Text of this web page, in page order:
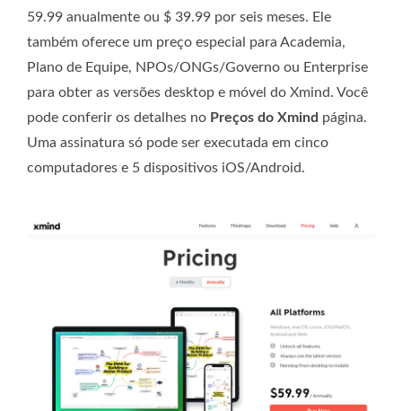
59.99 anualmente ou $ 39.99 por seis meses. Ele
também oferece um preço especial para Academia,
Plano de Equipe, NPOs/ONGs/Governo ou Enterprise
para obter as versões desktop e móvel do Xmind. Você
pode conferir os detalhes no Preços do Xmind página.
Uma assinatura só pode ser executada em cinco
computadores e 5 dispositivos iOS/Android.